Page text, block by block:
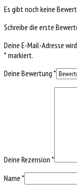
Es gibt noch keine
Schreibe die erste
Deine E-Mail-Adresse
*markiert.
Deine Bewertung *
Deine Rezension *
Name *